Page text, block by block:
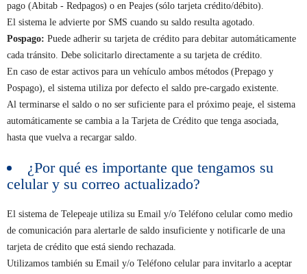
pago (Abitab - Redpagos) o en Peajes (sólo tarjeta crédito/débito).
El sistema le advierte por SMS cuando su saldo resulta agotado.
Pospago: Puede adherir su tarjeta de crédito para debitar automáticamente
cada tránsito. Debe solicitarlo directamente a su tarjeta de crédito.
En caso de estar activos para un vehículo ambos métodos (Prepago y
Pospago), el sistema utiliza por defecto el saldo pre-cargado existente.
Al terminarse el saldo o no ser suficiente para el próximo peaje, el sistema
automáticamente se cambia a la Tarjeta de Crédito que tenga asociada,
hasta que vuelva a recargar saldo.
¿Por qué es importante que tengamos su
celular y su correo actualizado?
El sistema de Telepeaje utiliza su Email y/o Teléfono celular como medio
de comunicación para alertarle de saldo insuficiente y notificarle de una
tarjeta de crédito que está siendo rechazada.
Utilizamos también su Email y/o Teléfono celular para invitarlo a aceptar